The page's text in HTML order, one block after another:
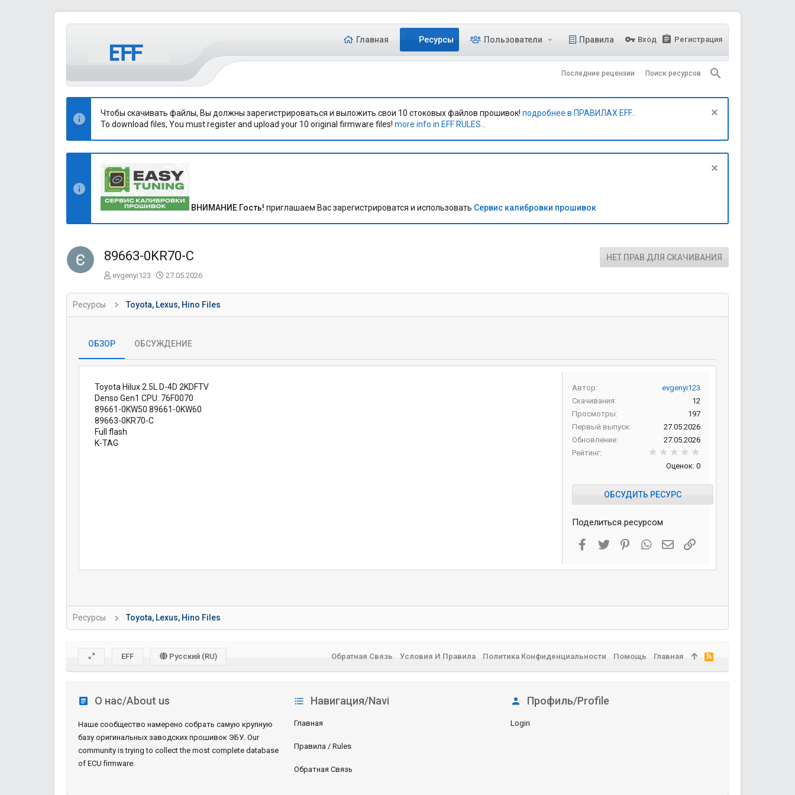
Главная Ресурсы Пользователи Правила Вход Регистрация
Последние рецензии Поиск ресурсов
Чтобы скачивать файлы, Вы должны зарегистрироваться и выложить свои 10 стоковых файлов прошивок! подробнее в ПРАВИЛАХ EFF...
To download files, You must register and upload your 10 original firmware files! more info in EFF RULES...
ВНИМАНИЕ Гость! приглашаем Вас зарегистрироватся и использовать Сервис калибровки прошивок
89663-0KR70-C НЕТ ПРАВ ДЛЯ СКАЧИВАНИЯ
А
т
о
р
evgenyi123
Д
т
а
с
з
д
а
я
27.05.2026
Ресурсы Toyota, Lexus, Hino Files
ОБЗОР ОБСУЖДЕНИЕ
Toyota Hilux 2.5L D-4D 2KDFTV
Denso Gen1 CPU: 76F0070
89661-0KW50 89661-0KW60
89663-0KR70-C
Full flash
K-TAG
Автор
evgenyi123
Скачивания
12
Просмотры
197
Первый выпуск
27.05.2026
Обновление
27.05.2026
Рейтинг
Оценок: 0
ОБСУДИТЬ РЕСУРС
Поделиться ресурсом
Facebook
Twitter PinterestWhatsAppЭлектронная почта
Ссылка
Ресурсы Toyota, Lexus, Hino Files
О нас/About us
Наше сообщество намерено собрать самую крупную
базу оригинальных заводских прошивок ЭБУ. Our
community is trying to collect the most complete database
of ECU firmware.
Навигация/Navi
Главная
Правила / Rules
Обратная Связь
Профиль/Profile
Login
EFF Русский (RU) Обратная Связь Условия И Правила Политика Конфиденциальности Помощь Главная
R
S
S